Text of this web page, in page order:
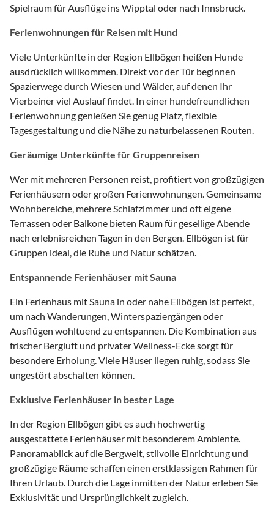
Spielraum für Ausflüge ins Wipptal oder nach Innsbruck.
Ferienwohnungen für Reisen mit Hund
Viele Unterkünfte in der Region Ellbögen heißen Hunde
ausdrücklich willkommen. Direkt vor der Tür beginnen
Spazierwege durch Wiesen und Wälder, auf denen Ihr
Vierbeiner viel Auslauf findet. In einer hundefreundlichen
Ferienwohnung genießen Sie genug Platz, flexible
Tagesgestaltung und die Nähe zu naturbelassenen Routen.
Geräumige Unterkünfte für Gruppenreisen
Wer mit mehreren Personen reist, profitiert von großzügigen
Ferienhäusern oder großen Ferienwohnungen. Gemeinsame
Wohnbereiche, mehrere Schlafzimmer und oft eigene
Terrassen oder Balkone bieten Raum für gesellige Abende
nach erlebnisreichen Tagen in den Bergen. Ellbögen ist für
Gruppen ideal, die Ruhe und Natur schätzen.
Entspannende Ferienhäuser mit Sauna
Ein Ferienhaus mit Sauna in oder nahe Ellbögen ist perfekt,
um nach Wanderungen, Winterspaziergängen oder
Ausflügen wohltuend zu entspannen. Die Kombination aus
frischer Bergluft und privater Wellness-Ecke sorgt für
besondere Erholung. Viele Häuser liegen ruhig, sodass Sie
ungestört abschalten können.
Exklusive Ferienhäuser in bester Lage
In der Region Ellbögen gibt es auch hochwertig
ausgestattete Ferienhäuser mit besonderem Ambiente.
Panoramablick auf die Bergwelt, stilvolle Einrichtung und
großzügige Räume schaffen einen erstklassigen Rahmen für
Ihren Urlaub. Durch die Lage inmitten der Natur erleben Sie
Exklusivität und Ursprünglichkeit zugleich.